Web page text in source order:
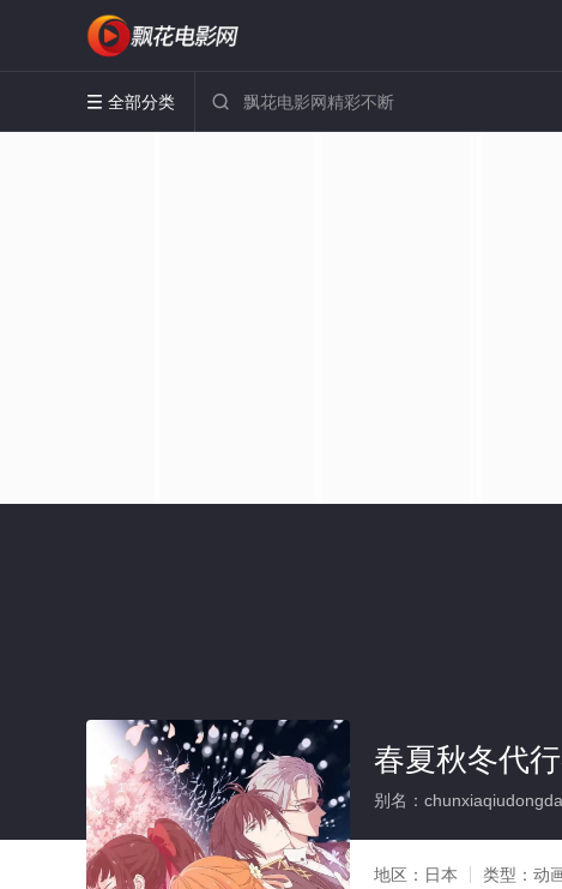
 全部分类 
春夏秋冬代
别名：
地区： 日本 类型： 动